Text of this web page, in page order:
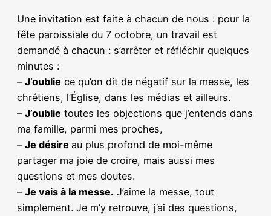
Une invitation est faite à chacun de nous : pour la
fête paroissiale du 7 octobre, un travail est
demandé à chacun : s’arrêter et réfléchir quelques
minutes :
– J’oublie ce qu’on dit de négatif sur la messe, les
chrétiens, l’Église, dans les médias et ailleurs.
– J’oublie toutes les objections que j’entends dans
ma famille, parmi mes proches,
– Je désire au plus profond de moi-même
partager ma joie de croire, mais aussi mes
questions et mes doutes.
– Je vais à la messe. J’aime la messe, tout
simplement. Je m’y retrouve, j’ai des questions,